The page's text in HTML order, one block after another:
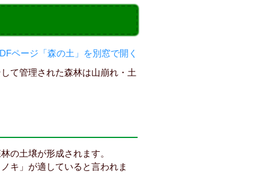
ページ「森の土」を別窓で開く
て管理された森林は山崩れ・土
の土壌が形成されます。
キ」が適していると言われま